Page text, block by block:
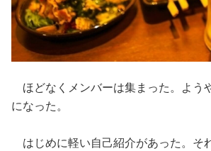
ほどなくメンバーは集まった。よう
になった。
はじめに軽い自己紹介があった。そ